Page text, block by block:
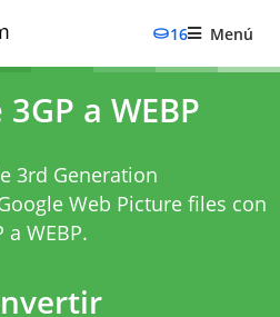
16 Menú
a WEBP
3rd Generation
Web Picture files con
WEBP.